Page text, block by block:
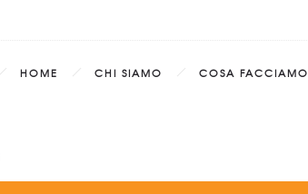
HOME CHI SIAMO COSA FACCIAMO